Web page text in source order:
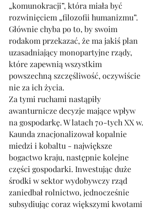
„komunokracji”, która miała być
rozwinięciem „filozofii humanizmu”.
Głównie chyba po to, by swoim
rodakom przekazać, że ma jakiś plan
uzasadniający monopartyjne rządy,
które zapewnią wszystkim
powszechną szczęśliwość, oczywiście
nie za ich życia.
Za tymi ruchami nastąpiły
awanturnicze decyzje mające wpływ
na gospodarkę. W latach 70-tych XX w.
Kaunda znacjonalizował kopalnie
miedzi i kobaltu - największe
bogactwo kraju, następnie kolejne
części gospodarki. Inwestując duże
środki w sektor wydobywczy rząd
zaniedbał rolnictwo, jednocześnie
subsydiując coraz większymi kwotami